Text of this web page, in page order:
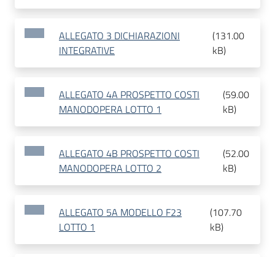
ALLEGATO 3 DICHIARAZIONI
INTEGRATIVE
(131.00
kB)
ALLEGATO 4A PROSPETTO COSTI
MANODOPERA LOTTO 1
(59.00
kB)
ALLEGATO 4B PROSPETTO COSTI
MANODOPERA LOTTO 2
(52.00
kB)
ALLEGATO 5A MODELLO F23
LOTTO 1
(107.70
kB)